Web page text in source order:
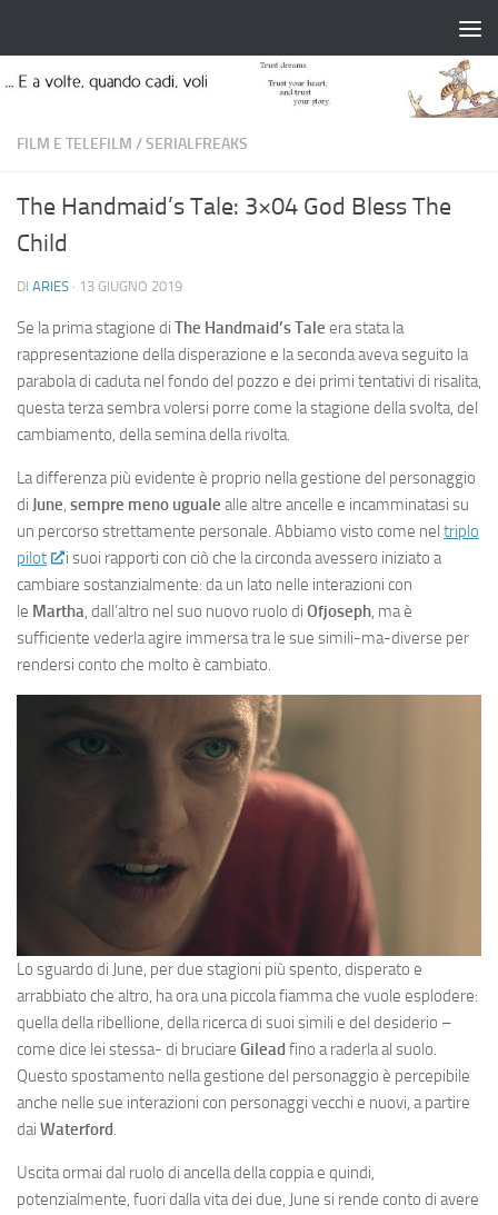
FILM E TELEFILM /SERIALFREAKS
The Handmaid’s Tale: 3×04 God Bless The
Child
DI ARIES · 13 GIUGNO 2019
Se la prima stagione di The Handmaid’s Tale era stata la
rappresentazione della disperazione e la seconda aveva seguito la
parabola di caduta nel fondo del pozzo e dei primi tentativi di risalita,
questa terza sembra volersi porre come la stagione della svolta, del
cambiamento, della semina della rivolta.
La differenza più evidente è proprio nella gestione del personaggio
di June, sempre meno uguale alle altre ancelle e incamminatasi su
un percorso strettamente personale. Abbiamo visto come nel triplo
pilot
i suoi rapporti con ciò che la circonda avessero iniziato a
cambiare sostanzialmente: da un lato nelle interazioni con
le Martha, dall’altro nel suo nuovo ruolo di Ofjoseph, ma è
sufficiente vederla agire immersa tra le sue simili-ma-diverse per
rendersi conto che molto è cambiato.
Lo sguardo di June, per due stagioni più spento, disperato e
arrabbiato che altro, ha ora una piccola fiamma che vuole esplodere:
quella della ribellione, della ricerca di suoi simili e del desiderio –
come dice lei stessa- di bruciare Gilead fino a raderla al suolo.
Questo spostamento nella gestione del personaggio è percepibile
anche nelle sue interazioni con personaggi vecchi e nuovi, a partire
dai Waterford.
Uscita ormai dal ruolo di ancella della coppia e quindi,
potenzialmente, fuori dalla vita dei due, June si rende conto di avere